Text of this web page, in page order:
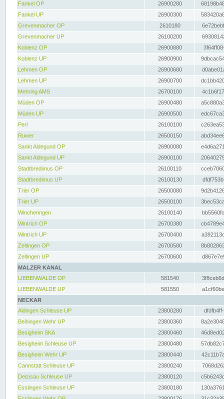
Fankel OP
26900280
Fankel UP
26900300
Grevenmacher OP
2610180
Grevenmacher UP
26100200
Koblenz OP
26900880
Koblenz UP
26900900
Lehmen OP
26900680
Lehmen UP
26900700
Mehring AMS
26700100
Müden OP
26900480
Müden UP
26900500
Perl
26100100
Ruwer
26500150
Sankt Aldegund OP
26900080
Sankt Aldegund UP
26900100
Stadtbredimus OP
26100110
Stadtbredimus UP
26100130
Trier OP
26500080
Trier UP
26500100
Wincheringen
26100140
Wintrich OP
26700380
Wintrich UP
26700400
Zeltingen OP
26700580
Zeltingen UP
26700600
MALZER KANAL
LIEBENWALDE OP
581540
LIEBENWALDE UP
581550
NECKAR
Aldingen Schleuse UP
23800280
Beihingen Wehr UP
23800360
Besigheim SKA
23800460
Besigheim Schleuse UP
23800480
Besigheim Wehr UP
23800440
Cannstatt Schleuse UP
23800240
Deizisau Schleuse UP
23800120
Esslingen Schleuse UP
23800180